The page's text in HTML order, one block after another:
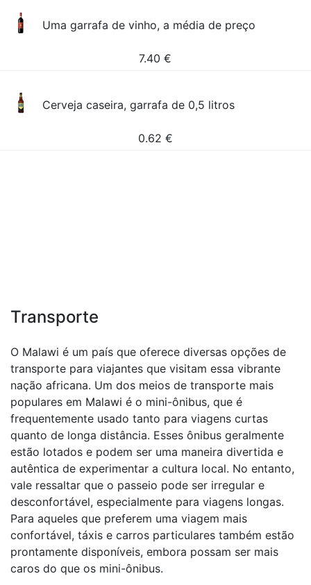
Uma garrafa de vinho, a média de preço
7.40 €
Cerveja caseira, garrafa de 0,5 litros
0.62 €
Transporte
O Malawi é um país que oferece diversas opções de
transporte para viajantes que visitam essa vibrante
nação africana. Um dos meios de transporte mais
populares em Malawi é o mini-ônibus, que é
frequentemente usado tanto para viagens curtas
quanto de longa distância. Esses ônibus geralmente
estão lotados e podem ser uma maneira divertida e
autêntica de experimentar a cultura local. No entanto,
vale ressaltar que o passeio pode ser irregular e
desconfortável, especialmente para viagens longas.
Para aqueles que preferem uma viagem mais
confortável, táxis e carros particulares também estão
prontamente disponíveis, embora possam ser mais
caros do que os mini-ônibus.